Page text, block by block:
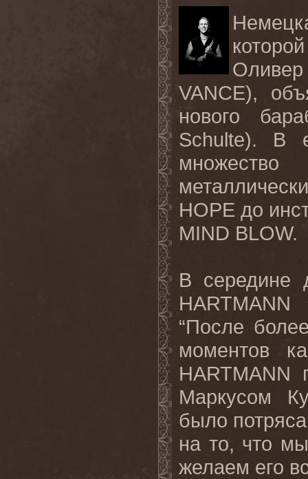
VANCE),
нового
Schulte). В
множество
HOPE до
MIND BLOW.
В середине
“После
моментов
Маркусом
было
на то, что
желаем его